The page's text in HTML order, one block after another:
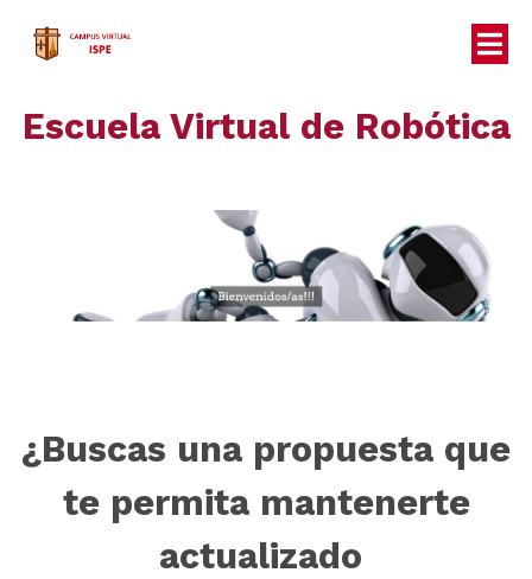
Escuela Virtual de Robótica
¿Buscas una propuesta que
te permita mantenerte
actualizado